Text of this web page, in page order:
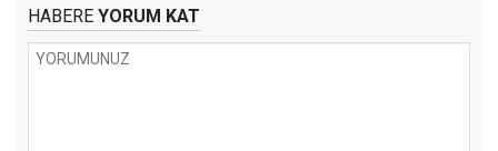
HABERE YORUM KAT